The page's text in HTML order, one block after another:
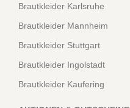
Brautkleider Karlsruhe
Brautkleider Mannheim
Brautkleider Stuttgart
Brautkleider Ingolstadt
Brautkleider Kaufering